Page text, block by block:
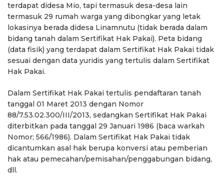
terdapat didesa Mio, tapi termasuk desa-desa lain
termasuk 29 rumah warga yang dibongkar yang letak
lokasinya berada didesa Linamnutu (tidak berada dalam
bidang tanah dalam Sertifikat Hak Pakai). Peta bidang
(data fisik) yang terdapat dalam Sertifikat Hak Pakai tidak
sesuai dengan data yuridis yang tertulis dalam Sertifikat
Hak Pakai.
Dalam Sertifikat Hak Pakai tertulis pendaftaran tanah
tanggal 01 Maret 2013 dengan Nomor
88/7.53.02.300/III/2013, sedangkan Sertifikat Hak Pakai
diterbitkan pada tanggal 29 Januari 1986 (baca warkah
Nomor; 566/1986). Dalam Sertifikat Hak Pakai tidak
dicantumkan asal hak berupa konversi atau pemberian
hak atau pemecahan/pemisahan/penggabungan bidang,
dll.